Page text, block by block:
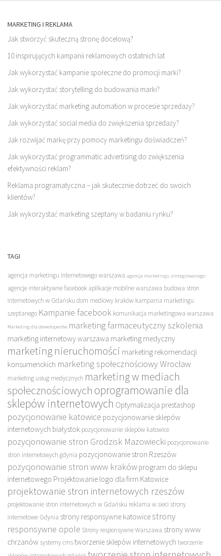
MARKETING I REKLAMA
Jak stworzyć skuteczną stronę docelową?
10 inspirujących kampanii reklamowych ostatnich lat
Jak wykorzystać kampanie społeczne do promocji marki?
Jak wykorzystać storytelling do budowania marki?
Jak wykorzystać marketing automation w procesie sprzedaży?
Jak wykorzystać social media do zwiększenia sprzedaży?
Jak rozwijać markę przy pomocy marketingu doświadczeń?
Jak wykorzystać programmatic advertising do zwiększenia
efektywności reklam?
Reklama programatyczna – jak skutecznie dotrzeć do swoich
klientów?
Jak wykorzystać marketing szeptany w badaniu rynku?
TAGI
agencja marketingu internetowego warszawa agencja marketingu zintegrowanego
agencje interaktywne facebook aplikacje mobilne warszawa budowa stron
internetowych w Gdańsku dom mediowy kraków kampania marketingu
szeptanego Kampanie facebook komunikacja marketingowa warszawa
Marketing dla deweloperów marketing farmaceutyczny szkolenia
marketing internetowy warszawa marketing medyczny
marketing nieruchomości marketing rekomendacji
konsumenckich marketing społecznościowy Wrocław
marketing usług medycznych marketing w mediach
społecznościowych oprogramowanie dla
sklepów internetowych Optymalizacja prestashop
pozycjonowanie katowice pozycjonowanie sklepów
internetowych białystok pozycjonowanie sklepów katowice
pozycjonowanie stron Grodzisk Mazowiecki pozycjonowanie
stron internetowych gdynia pozycjonowanie stron Rzeszów
pozycjonowanie stron www kraków program do sklepu
internetowego Projektowanie logo dla firm Katowice
projektowanie stron internetowych rzeszów
projektowanie stron internetowych w Gdańsku reklama w sieci strony
internetowe Gdynia strony responsywne katowice strony
responsywne opole Strony responsywne Warszawa strony www
chrzanów systemy cmstworzenie sklepów internetowych tworzenie